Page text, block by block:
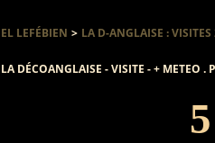
EL LEFÉBIEN > LA D-ANGLAISE :
LA DÉCOANGLAISE - VISITE - + METEO